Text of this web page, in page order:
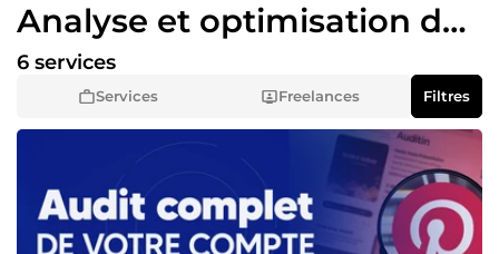
Analyse et optimisation de compte
Services Freelances
6 services
Filtres